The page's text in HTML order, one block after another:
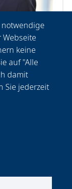
keine
auf "Alle
damit
Sie jederzeit